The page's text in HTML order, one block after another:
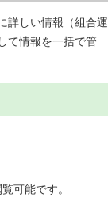
詳しい情報（組合運
て情報を一括で管
可能です。